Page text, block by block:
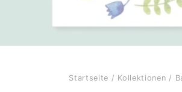
Startseite / Kollektionen /